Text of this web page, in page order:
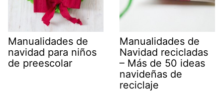
Manualidades de
navidad para niños
de preescolar
Manualidades de
Navidad recicladas
– Más de 50 ideas
navideñas de
reciclaje